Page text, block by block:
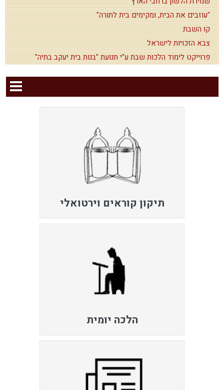
"עוזבים את הבית, ומקימים בית לתורה"
קו השבת
צבא הזכויות לישראל
פרוייקט לימוד הלכות שבת ע"י תנועת "בנות בית יעקב בתיה"
תיקון קוראים וירטואלי
הלכה יומית